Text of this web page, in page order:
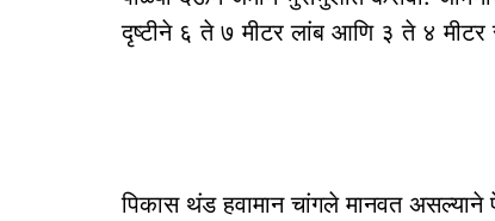
दृष्टीने ६ ते ७ मीटर लांब आणि ३ ते ४ मीटर
पिकास थंड हवामान चांगले मानवत असल्याने